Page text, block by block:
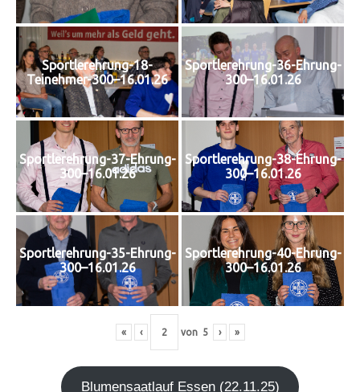
Sportlerehrung-18-
Teinehmer-300–16.01.26
Sportlerehrung-36-Ehrung-
300–16.01.26
Sportlerehrung-37-Ehrung-
300–16.01.26
Sportlerehrung-38-Ehrung-
300–16.01.26
Sportlerehrung-35-Ehrung-
300–16.01.26
Sportlerehrung-40-Ehrung-
300–16.01.26
« ‹ von 5 › »
Blu­men­saat­lauf Essen (22.11.25)